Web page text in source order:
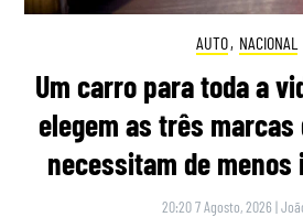
AUTO, NACIONAL
Um carro para toda a
elegem as três
necessitam de
20:20 7 Agosto, 2026 |